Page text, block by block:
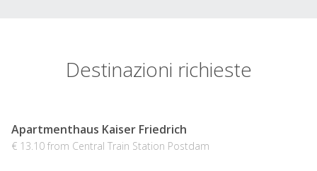
Destinazioni richieste
Apartmenthaus Kaiser Friedrich
€ 13.10 from Central Train Station Postdam